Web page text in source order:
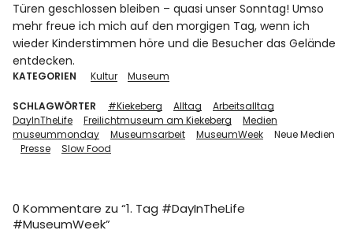
Türen geschlossen bleiben – quasi unser Sonntag! Umso
mehr freue ich mich auf den morgigen Tag, wenn ich
wieder Kinderstimmen höre und die Besucher das Gelände
entdecken.
KATEGORIEN Kultur Museum
SCHLAGWÖRTER #Kiekeberg Alltag
Arbeitsalltag
DayInTheLife
Freilichtmuseum am Kiekeberg
Medien
museummonday
Museumsarbeit MuseumWeek
Neue Medien
Presse
Slow Food
0 Kommentare zu “1. Tag #DayInTheLife
#MuseumWeek”